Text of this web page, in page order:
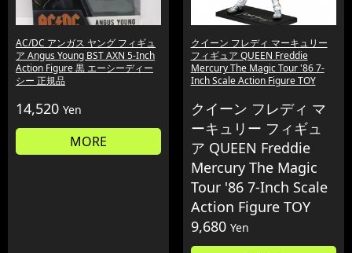
AC/DC アンガス ヤング フィギュ
ア Angus Young BST AXN 5-Inch
Action Figure 黒 エーシーディー
シー 正規品
14,520 Yen
MORE
クイーン フレディ マーキュリー
フィギュア QUEEN Freddie
Mercury The Magic Tour '86 7-
Inch Scale Action Figure TOY
クイーン フレディ マ
ーキュリー フィギュ
ア QUEEN Freddie
Mercury The Magic
Tour '86 7-Inch Scale
Action Figure TOY
9,680 Yen